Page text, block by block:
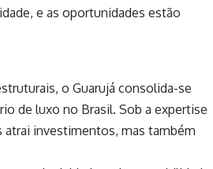
e as oportunidades estão
o Guarujá consolida-se
de luxo no Brasil. Sob a expertise
atrai investimentos, mas também